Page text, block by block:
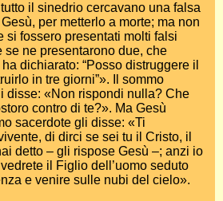
il sinedrio cercavano una falsa
per metterlo a morte; ma non
si fossero presentati molti falsi
se ne presentarono due, che
dichiarato: “Posso distruggere il
in tre giorni”». Il sommo
disse: «Non rispondi nulla? Che
contro di te?». Ma Gesù
sacerdote gli disse: «Ti
di dirci se sei tu il Cristo, il
detto – gli rispose Gesù –; anzi io
il Figlio dell’uomo seduto
e venire sulle nubi del cielo».